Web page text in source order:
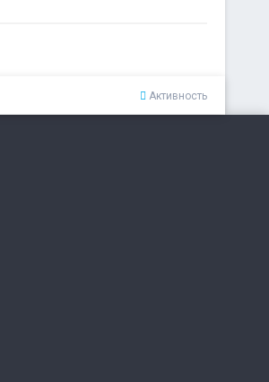
Активность